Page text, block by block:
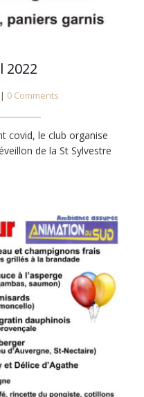
2022
| 0 Comments
covid, le club organise
de la St Sylvestre